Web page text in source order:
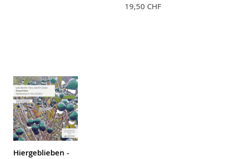
19,50 CHF
Hiergeblieben -